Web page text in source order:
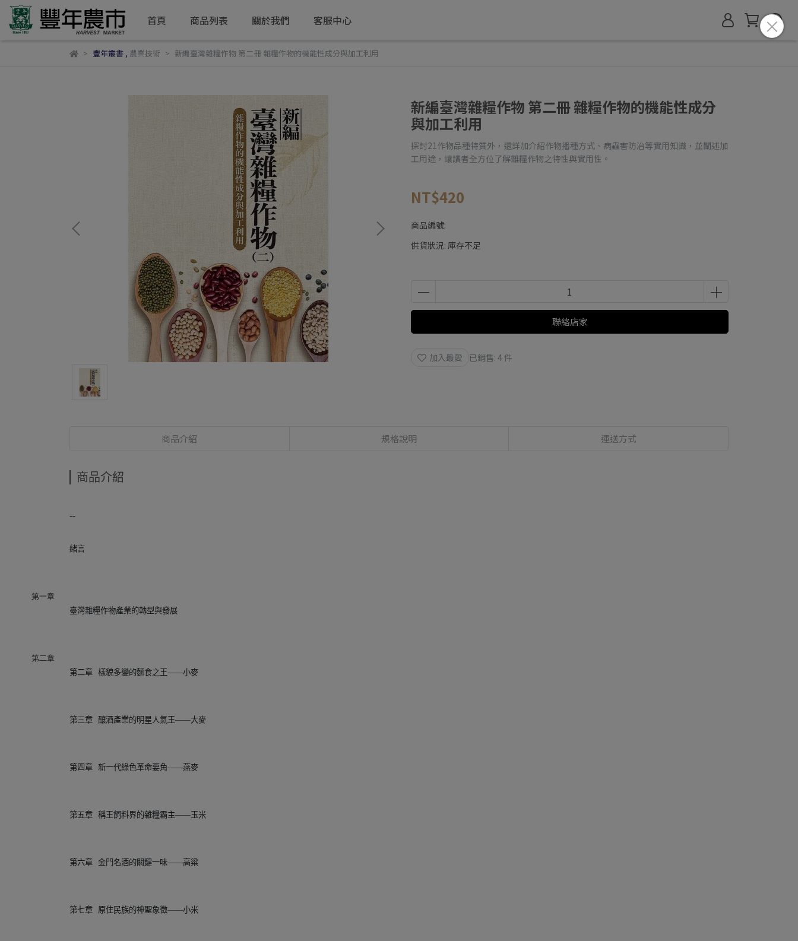
首頁 商品列表 關於我們 客服中心
豐年叢書, 農業技術 新編臺灣雜糧作物 第二冊 雜糧作物的機能性成分與加工利用
新編臺灣雜糧作物 第二冊 雜糧作物的機能性成分
與加工利用
探討21作物品種特質外，還詳加介紹作物播種方式、病蟲害防治等實用知識，並闡述加
工用途，讓讀者全方位了解雜糧作物之特性與實用性。
NT$420
商品編號:
供貨狀況: 庫存不足
聯絡店家
加入最愛 已銷售: 4 件
商品介紹 規格說明 運送方式
商品介紹
--
緒言
第一章
臺灣雜糧作物產業的轉型與發展
第二章
第二章 樣貌多變的麵食之王——小麥
第三章 釀酒產業的明星人氣王——大麥
第四章 新一代綠色革命要角——燕麥
第五章 稱王飼料界的雜糧霸主——玉米
第六章 金門名酒的關鍵一味——高粱
第七章 原住民族的神聖象徵——小米